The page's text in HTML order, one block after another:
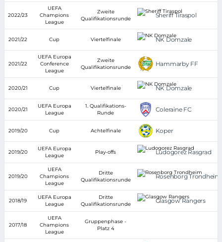
2022/23
UEFA
Champions
League
Zweite
Qualifikationsrunde
Sheriff Tiraspol
2021/22 Cup Viertelfinale NK Domzale
2021/22
UEFA Europa
Conference
League
Zweite
Qualifikationsrunde
Hammarby FF
2020/21 Cup Viertelfinale NK Domzale
2020/21
UEFA Europa
League
1. Qualifikations-
Runde
Coleraine FC
2019/20 Cup Achtelfinale Koper
2019/20
UEFA Europa
League
Play-offs Ludogorez Rasgrad
2019/20
UEFA
Champions
League
Dritte
Qualifikationsrunde
Rosenborg Trondheim
2018/19
UEFA Europa
League
Dritte
Qualifikationsrunde
Glasgow Rangers
2017/18
UEFA
Champions
League
Gruppenphase -
Platz 4